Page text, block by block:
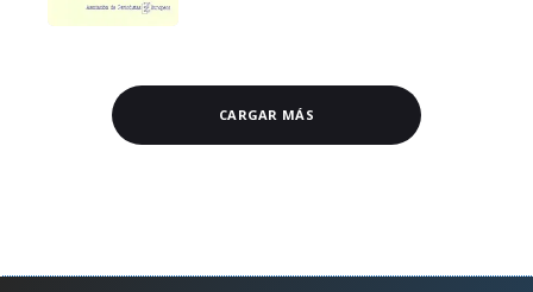
CARGAR MÁS